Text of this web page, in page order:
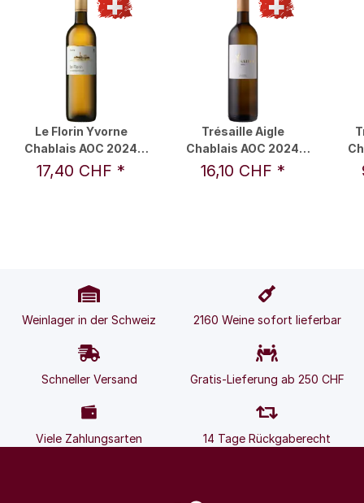
Le Florin Yvorne
Chablais AOC 2024
0,75 l - Celliers du
17,40 CHF *
Trésaille Aigle
Chablais AOC 2024
0,75 l - Celliers du
Chablais
16,10 CHF *
Weinlager in der Schweiz 2160 Weine sofort lieferbar
Schneller Versand Gratis-Lieferung ab 250 CHF
Viele Zahlungsarten 14 Tage Rückgaberecht